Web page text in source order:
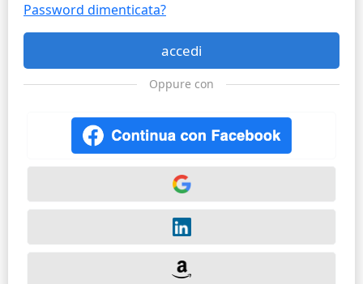
Password dimenticata?
accedi
Oppure con